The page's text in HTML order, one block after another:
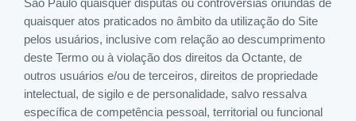
São Paulo quaisquer disputas ou controvérsias oriundas de
quaisquer atos praticados no âmbito da utilização do Site
pelos usuários, inclusive com relação ao descumprimento
deste Termo ou à violação dos direitos da Octante, de
outros usuários e/ou de terceiros, direitos de propriedade
intelectual, de sigilo e de personalidade, salvo ressalva
específica de competência pessoal, territorial ou funcional